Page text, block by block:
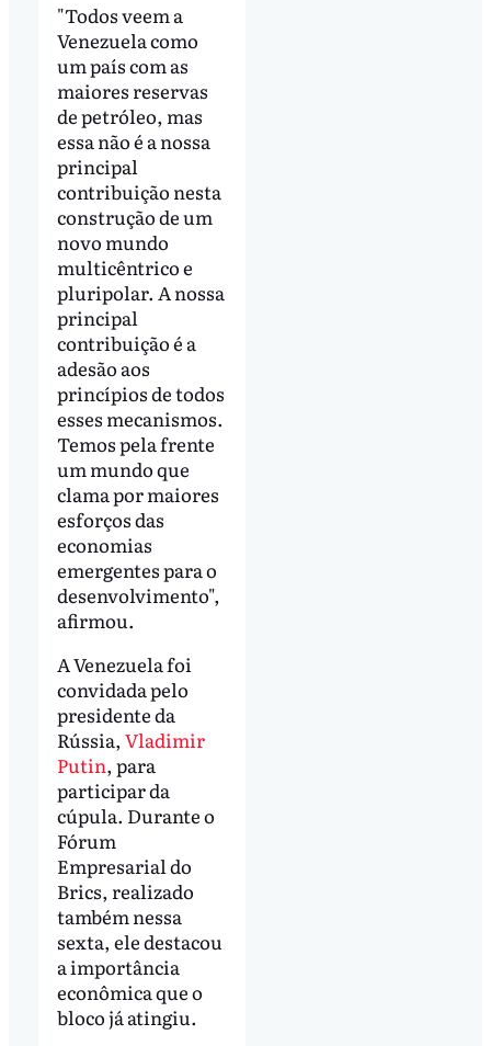
"Todos veem a
Venezuela como
um país com as
maiores reservas
de petróleo, mas
essa não é a nossa
principal
contribuição nesta
construção de um
novo mundo
multicêntrico e
pluripolar. A nossa
principal
contribuição é a
adesão aos
princípios de todos
esses mecanismos.
Temos pela frente
um mundo que
clama por maiores
esforços das
economias
emergentes para o
desenvolvimento",
afirmou.
A Venezuela foi
convidada pelo
presidente da
Rússia, Vladimir
Putin, para
participar da
cúpula. Durante o
Fórum
Empresarial do
Brics, realizado
também nessa
sexta, ele destacou
a importância
econômica que o
bloco já atingiu.